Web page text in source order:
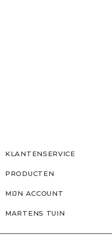
KLANTENSERVICE
PRODUCTEN
MIJN ACCOUNT
MARTENS TUIN